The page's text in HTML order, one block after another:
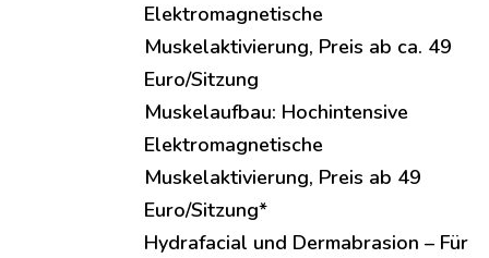
Elektromagnetische
Muskelaktivierung, Preis ab ca. 49
Euro/Sitzung
Muskelaufbau: Hochintensive
Elektromagnetische
Muskelaktivierung, Preis ab 49
Euro/Sitzung*
Hydrafacial und Dermabrasion – Für